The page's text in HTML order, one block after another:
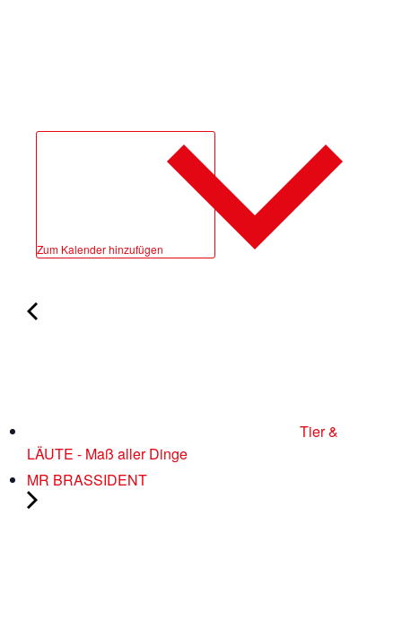
Zum Kalender hinzufügen
Tier &
LÄUTE - Maß aller Dinge
MR BRASSIDENT